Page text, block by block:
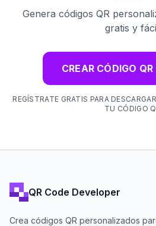
Genera códigos QR
gratis y
CREAR CÓDIGO QR
REGÍSTRATE GRATIS PARA
TU CÓDIGO
QR Code Developer
Crea códigos QR personalizados